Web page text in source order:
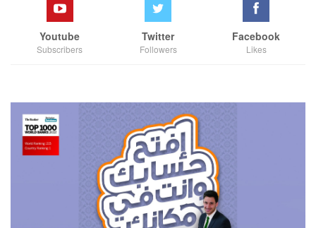
Facebook
Likes
Twitter
Followers
Youtube
Subscribers